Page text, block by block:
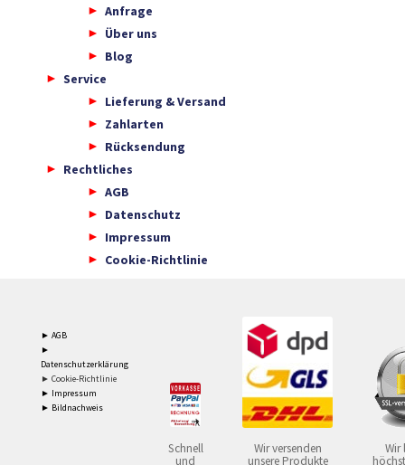
Anfrage
Über uns
Blog
Service
Lieferung & Versand
Zahlarten
Rücksendung
Rechtliches
AGB
Datenschutz
Impressum
Cookie-Richtlinie
► AGB
►
Datenschutzerklärung
► Cookie-Richtlinie
► Impressum
► Bildnachweis
Schnell
und
Wir versenden
unsere Produkte
Wir